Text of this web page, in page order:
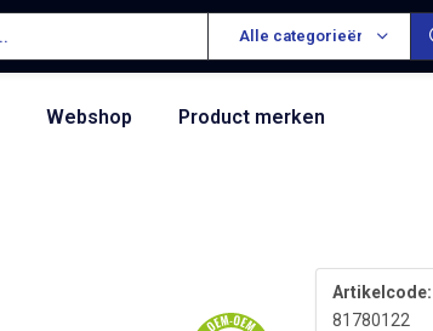
Alle categorieën
Webshop Product merken
Artikelcode:
81780122